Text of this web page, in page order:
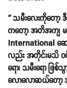
“ သမီးလေးကိုတော့
ကတော့ အတိအကျ မ
International ဆေ
လည်း အတိုင်းမသိ ဝ
ရော၊ သမီးရော ဖြစ်သွ
လောလောဆယ်တော့